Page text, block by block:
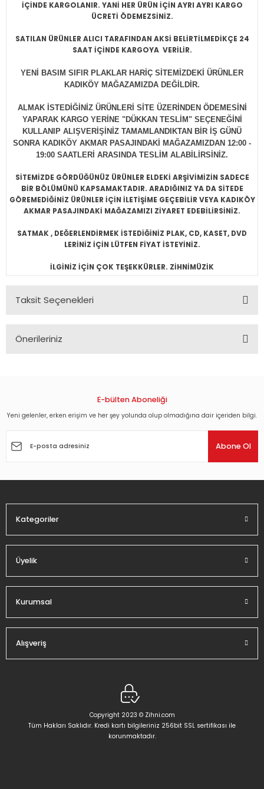
İÇİNDE KARGOLANIR. YANİ HER ÜRÜN İÇİN AYRI AYRI KARGO
ÜCRETİ ÖDEMEZSİNİZ.
SATILAN ÜRÜNLER ALICI TARAFINDAN AKSİ BELİRTİLMEDİKÇE 24
SAAT İÇİNDE KARGOYA VERİLİR.
YENİ BASIM SIFIR PLAKLAR HARİÇ SİTEMİZDEKİ ÜRÜNLER
KADIKÖY MAĞAZAMIZDA DEĞİLDİR.
ALMAK İSTEDİĞİNİZ ÜRÜNLERİ SİTE ÜZERİNDEN ÖDEMESİNİ
YAPARAK KARGO YERİNE "DÜKKAN TESLİM" SEÇENEĞİNİ
KULLANIP ALIŞVERİŞİNİZ TAMAMLANDIKTAN BİR İŞ GÜNÜ
SONRA KADIKÖY AKMAR PASAJINDAKİ MAĞAZAMIZDAN 12:00 -
19:00 SAATLERİ ARASINDA TESLİM ALABİLİRSİNİZ.
SİTEMİZDE GÖRDÜĞÜNÜZ ÜRÜNLER ELDEKİ ARŞİVİMİZİN SADECE
BİR BÖLÜMÜNÜ KAPSAMAKTADIR. ARADIĞINIZ YA DA SİTEDE
GÖREMEDİĞİNİZ ÜRÜNLER İÇİN İLETİŞİME GEÇEBİLİR VEYA KADIKÖY
AKMAR PASAJINDAKİ MAĞAZAMIZI ZİYARET EDEBİLİRSİNİZ.
SATMAK , DEĞERLENDİRMEK İSTEDİĞİNİZ PLAK, CD, KASET, DVD
LERİNİZ İÇİN LÜTFEN FİYAT İSTEYİNİZ.
İLGİNİZ İÇİN ÇOK TEŞEKKÜRLER. ZİHNİMÜZİK
Taksit Seçenekleri
Önerileriniz
Görüş ve önerileriniz için teşekkür ederiz.
Ürün açıklamasında eksik bilgiler bulunuyor.
E-bülten Aboneliği
Yeni gelenler, erken erişim ve her şey yolunda olup olmadığına dair içeriden bilgi.
Abone Ol
Kategoriler
Üyelik
Kurumsal
Alışveriş
Copyright 2023 © Zihni.com
Tüm Hakları Saklıdır. Kredi kartı bilgileriniz 256bit SSL sertifikası ile
korunmaktadır.